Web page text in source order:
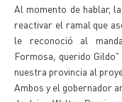
Al momento de hablar,
reactivar el ramal que
le reconoció al
Formosa, querido
nuestra provincia al
Ambos y el gobernador